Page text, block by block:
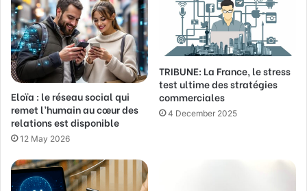
a
i
l
a
d
d
r
e
s
s
Eloïa : le réseau social qui
remet l’humain au cœur des
relations est disponible
12 May 2026
TRIBUNE: La France, le stress
test ultime des stratégies
commerciales
4 December 2025